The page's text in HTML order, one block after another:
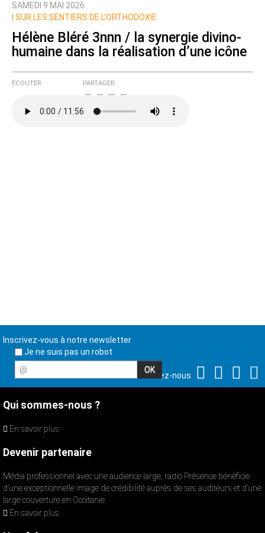
SAMEDI 9 MAI 2026
SUR LES SENTIERS DE L’ORTHODOXIE
Hélène Bléré 3nnn / la synergie divino-
humaine dans la réalisation d’une icône
ÉCOUTER PARTAGER
Inscrivez-vous à notre newsletter
Je ne suis pas un robot
@
Suivez-nous
Qui sommes-nous ?
En savoir plus
Devenir partenaire
Média professionnel avec une audience large, radio Présence bénéficie
d’une exceptionnelle image de crédibilité auprès de ses auditeurs et d’une
large couverture en Occitanie.
En savoir plus